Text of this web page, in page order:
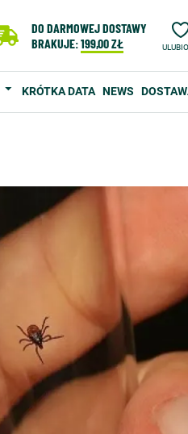
DO DARMOWEJ DOSTAWY
BRAKUJE:199,00 ZŁ
KRÓTKA DATA NEWS